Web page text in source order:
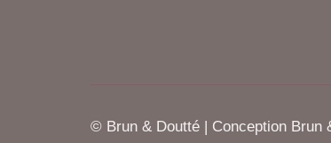
© Brun & Doutté | Conception Brun